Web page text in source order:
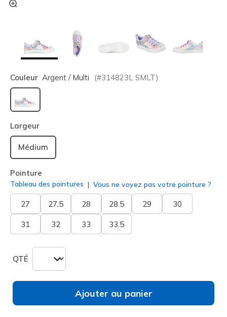
Couleur Argent / Multi (#314823L SMLT)
sélectionné
Largeur
Médium
Pointure
Tableau des pointures Vous ne voyez pas votre pointure ?
27 27.5 28 28.5 29 30
31 32 33 33.5
QTÉ
Ajouter au panier